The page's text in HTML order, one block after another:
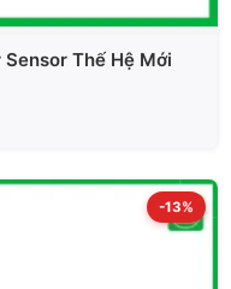
Thế Hệ Mới
-13%